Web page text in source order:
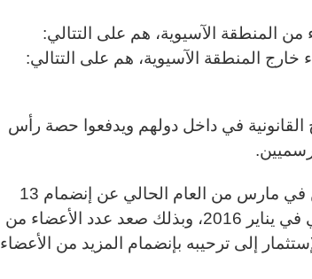
الـ 7 الجدد 3 أعضاء من المنطقة الآسيوية، هم على التتالي:
قبرص وساموانس، و4 أعضاء خارج المنطقة الآسيوية، هم على التتالي:
القانونية في داخل دولهم ويدفعوا حصة رأس
رسميين.
وكان بنك الإستثمار الآسيوي قد أعلن في مارس من العام الحالي عن إنضمام 13
عضوا جديدا منذ افتتاحه بشكل رسمي في يناير 2016، وبذلك صعد عدد الأعضاء من
بنك الإستثمار إلى ترحيبه بإنضمام المزيد من الأعضاء